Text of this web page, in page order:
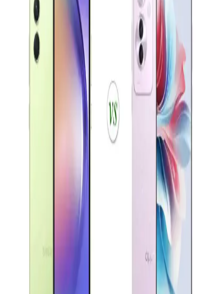
Akıllı Telefonların Evrimi ve Gelecekteki Teknolojik
Yenilikler
Günümüzde akıllı telefonlar, gelişmiş kameralar, hızlı işlemciler ve
5G teknolojisiyle yaşamımızı dönüştürüyor. Yapay zeka ve
katlanabilir ekranlar gibi yenilikler, kullanıcı deneyimini
zenginleştiriyor.
Samsung Galaxy A01: Uygun Fiyatlı Giriş Seviyesi
Akıllı Telefonu Özellikleri ve Performansı
Galaxy A01, uygun fiyatı ve temel özellikleriyle giriş seviyesi
kullanıcılar için ideal. 5.7 inç ekran, çift kamera ve 3000 mAh
batarya ile günlük kullanım için uygun bir seçenek.
Akıllı Telefon Seçiminde Ekran, Batarya ve Kamera
Bu yazıda Oppo Reno A3 ve Samsung A04e gibi çeşitli akıllı
telefon modellerinin ekran, batarya ve kamera özellikleri
karşılaştırılarak kullanıcıların tercihini etkileyen faktörler inceleniyor.
Xiaomi Redmi 13 ve Samsung Galaxy A16
Karşılaştırması Güncel Özellikler ve Teknolojik
Xiaomi Redmi 13 ve Samsung Galaxy A16 modellerinin tasarım,
ekran, kamera ve batarya özellikleri karşılaştırılarak güncel
Samsung Galaxy A Serisi Model Seçimi ve Teknik